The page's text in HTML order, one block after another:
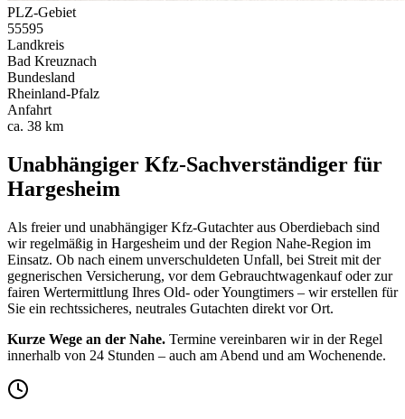
PLZ-Gebiet
55595
Landkreis
Bad Kreuznach
Bundesland
Rheinland-Pfalz
Anfahrt
ca. 38 km
Unabhängiger Kfz-Sachverständiger für
Hargesheim
Als freier und unabhängiger Kfz-Gutachter aus Oberdiebach sind
wir regelmäßig in Hargesheim und der Region Nahe-Region im
Einsatz. Ob nach einem unverschuldeten Unfall, bei Streit mit der
gegnerischen Versicherung, vor dem Gebrauchtwagenkauf oder zur
fairen Wertermittlung Ihres Old- oder Youngtimers – wir erstellen für
Sie ein rechtssicheres, neutrales Gutachten direkt vor Ort.
Kurze Wege an der Nahe. Termine vereinbaren wir in der Regel
innerhalb von 24 Stunden – auch am Abend und am Wochenende.